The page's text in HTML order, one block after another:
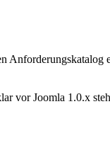
Anforderungskatalog
vor Joomla 1.0.x